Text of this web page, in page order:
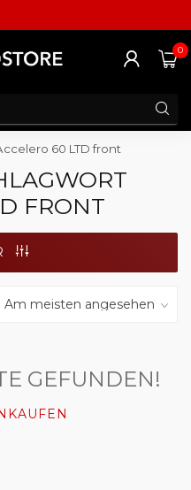
0
60 LTD front
FRONT
GEFUNDEN!